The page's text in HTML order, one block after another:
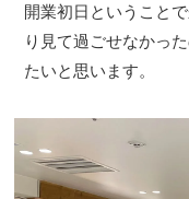
開業初日ということ
り見て過ごせなかっ
たいと思います。